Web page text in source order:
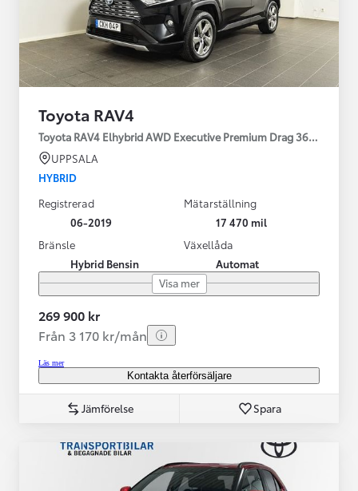
Toyota RAV4
Toyota RAV4 Elhybrid AWD Executive Premium Drag 360-kamera
UPPSALA
HYBRID
Registrerad
06-2019
Mätarställning
17 470 mil
Bränsle
Hybrid Bensin
Växellåda
Automat
Visa mer
269 900 kr
Från 3 170 kr/mån
Läs mer
Kontakta återförsäljare
Jämförelse Spara